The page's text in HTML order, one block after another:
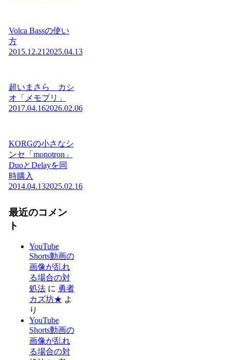
Volca Bassの使い
方
2015.12.21 2025.04.13
超いまさら カシ
オ「メモプリ」
2017.04.162026.02.06
KORGの小さなシ
ンセ「monotron」
DuoとDelayを同
時購入
2014.04.132025.02.16
最近のコメン
ト
YouTube
Shorts動画の
画像が乱れ
る場合の対
処法に 勇者
カズ坊★ よ
り
YouTube
Shorts動画の
画像が乱れ
る場合の対